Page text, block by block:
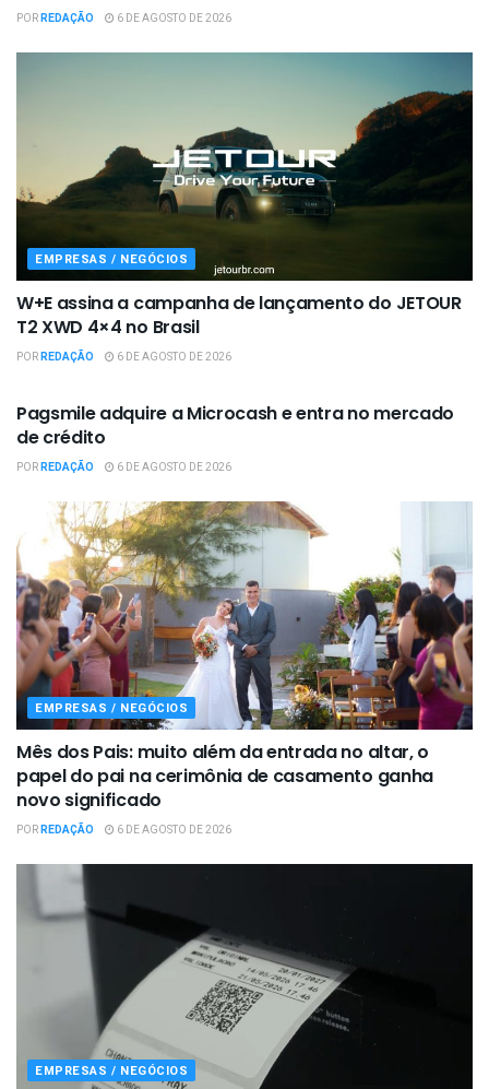
PORREDAÇÃO 6 DE AGOSTO DE 2026
EMPRESAS / NEGÓCIOS
W+E assina a campanha de lançamento do JETOUR
T2 XWD 4×4 no Brasil
PORREDAÇÃO 6 DE AGOSTO DE 2026
Pagsmile adquire a Microcash e entra no mercado
de crédito
PORREDAÇÃO 6 DE AGOSTO DE 2026
EMPRESAS / NEGÓCIOS
Mês dos Pais: muito além da entrada no altar, o
papel do pai na cerimônia de casamento ganha
novo significado
PORREDAÇÃO 6 DE AGOSTO DE 2026
EMPRESAS / NEGÓCIOS